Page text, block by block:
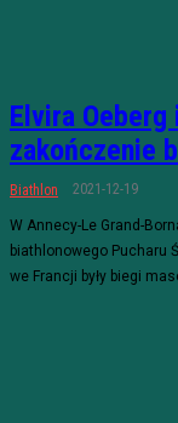
Elvira
zakończenie
Biathlon 2021-12-19
W Annecy-Le Grand-
biathlonowego Pucharu
we Francji były biegi